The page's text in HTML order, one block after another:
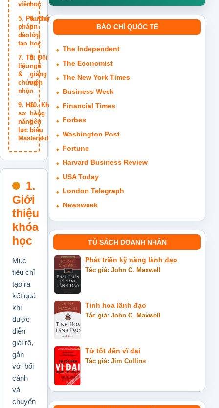
viênhọc
Phương
pháp
đào
tạo
Thông
tin
lớp
học
Tài
liệu
&
chứng
nhận
Đội
ngũ
giảng
viên
Hồ
sơ
năng
lực
Masterskills
Khách
hàng
tiêu
biểu
1.
Giới
thiệu
khóa
học
Mục
tiêu chỉ
tạo ra
kết quả
khi
được
diễn
giải rõ,
gắn
với bối
cảnh
và
chuyển
BÁO CHÍ QUỐC TẾ
The Independent
The Economist
The New York Times
Business Week
Financial Times
Forbes
Washington Post
Fortune
Harvard Business Review
USA Today
London Telegraph
Newsweek
TỦ SÁCH DOANH NHÂN
Phát triển kỹ năng lãnh đạo
Tác giả: John C. Maxwell
Tinh hoa lãnh đạo
Tác giả: John C. Maxwell
Từ tốt đến vĩ đại
Tác giả: Jim Collins